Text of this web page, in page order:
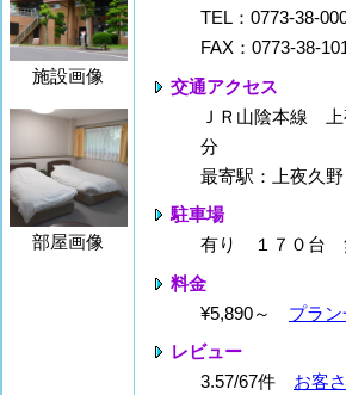
施設画像
部屋画像
TEL：0773-38-
FAX：0773-38-
交通アクセス
ＪＲ山陰本線
分
最寄駅：上夜久野
駐車場
有り １７０台
料金
¥5,890～ プラ
レビュー
3.57/67件 お客